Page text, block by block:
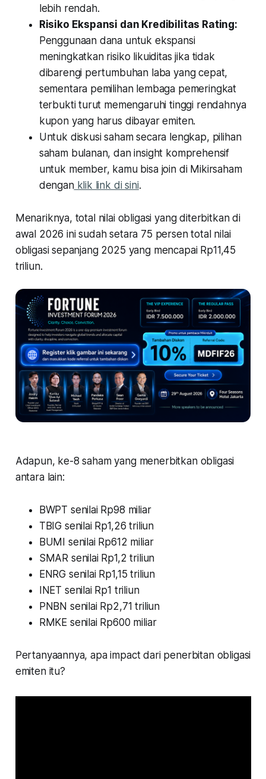
lebih rendah.
Risiko Ekspansi dan Kredibilitas Rating:
Penggunaan dana untuk ekspansi
meningkatkan risiko likuiditas jika tidak
dibarengi pertumbuhan laba yang cepat,
sementara pemilihan lembaga pemeringkat
terbukti turut memengaruhi tinggi rendahnya
kupon yang harus dibayar emiten.
Untuk diskusi saham secara lengkap, pilihan
saham bulanan, dan insight komprehensif
untuk member, kamu bisa join di Mikirsaham
denganklik link di sini.
Menariknya, total nilai obligasi yang diterbitkan di
awal 2026 ini sudah setara 75 persen total nilai
obligasi sepanjang 2025 yang mencapai Rp11,45
triliun.
Adapun, ke-8 saham yang menerbitkan obligasi
antara lain:
BWPT senilai Rp98 miliar
TBIG senilai Rp1,26 triliun
BUMI senilai Rp612 miliar
SMAR senilai Rp1,2 triliun
ENRG senilai Rp1,15 triliun
INET senilai Rp1 triliun
PNBN senilai Rp2,71 triliun
RMKE senilai Rp600 miliar
Pertanyaannya, apa impact dari penerbitan obligasi
emiten itu?